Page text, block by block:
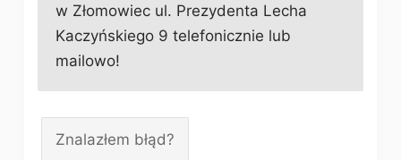
w Złomowiec ul. Prezydenta Lecha
Kaczyńskiego 9 telefonicznie lub
mailowo!
Znalazłem błąd?